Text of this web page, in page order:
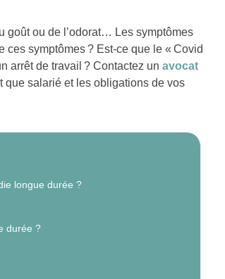
goût ou de l’odorat… Les symptômes
symptômes ? Est-ce que le « Covid
arrêt de travail ? Contactez un avocat
que salarié et les obligations de vos
longue durée ?
durée ?